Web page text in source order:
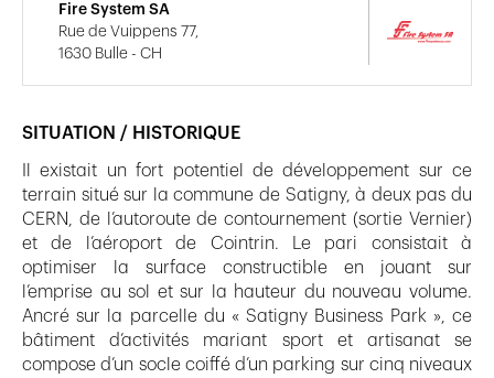
SITUATION / HISTORIQUE
Il existait un fort potentiel de développement sur ce
terrain situé sur la commune de Satigny, à deux pas du
CERN, de l’autoroute de contournement (sortie Vernier)
et de l’aéroport de Cointrin. Le pari consistait à
optimiser la surface constructible en jouant sur
l’emprise au sol et sur la hauteur du nouveau volume.
Ancré sur la parcelle du « Satigny Business Park », ce
bâtiment d’activités mariant sport et artisanat se
compose d’un socle coiffé d’un parking sur cinq niveaux
Fire System SA
Rue de Vuippens 77,
1630 Bulle - CH